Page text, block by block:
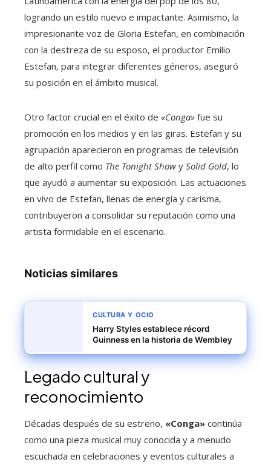
logrando un estilo nuevo e impactante. Asimismo, la
impresionante voz de Gloria Estefan, en combinación
con la destreza de su esposo, el productor Emilio
Estefan, para integrar diferentes géneros, aseguró
su posición en el ámbito musical.
Otro factor crucial en el éxito de «Conga» fue su
promoción en los medios y en las giras. Estefan y su
agrupación aparecieron en programas de televisión
de alto perfil como The Tonight Show y Solid Gold, lo
que ayudó a aumentar su exposición. Las actuaciones
en vivo de Estefan, llenas de energía y carisma,
contribuyeron a consolidar su reputación como una
artista formidable en el escenario.
Noticias similares
CULTURA Y OCIO
Harry Styles establece récord
Guinness en la historia de Wembley
Legado cultural y
reconocimiento
Décadas después de su estreno, «Conga» continúa
como una pieza musical muy conocida y a menudo
escuchada en celebraciones y eventos culturales a